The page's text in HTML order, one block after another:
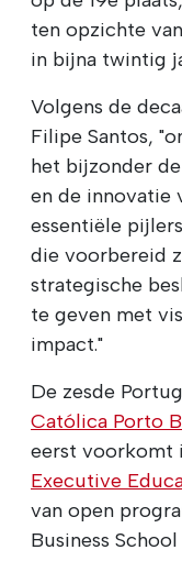
ten opzichte
in bijna twintig
Volgens de
Filipe Santos,
het bijzonder
en de innovatie
essentiële
die voorbereid
strategische
te geven met
impact."
De zesde
Católica Porto
eerst voorkomt
Executive
van open
Business